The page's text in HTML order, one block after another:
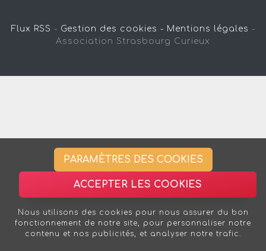
Flux RSS - Gestion des cookies - Mentions légales -
Association Strasbourg Curieux
PARAMÈTRES DES COOKIES
ACCEPTER LES COOKIES
Nous utilisons des cookies pour nous assurer du bon
fonctionnement de notre site, pour personnaliser notre
contenu et nos publicités, et analyser notre trafic.